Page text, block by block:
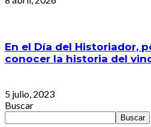
En el Día del Historiador,
conocer la historia del
5 julio, 2023
Buscar
Buscar